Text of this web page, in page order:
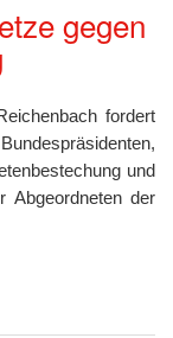
gegen
fordert
und
Abgeordneten der